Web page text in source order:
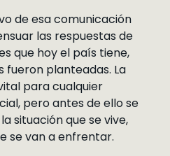
de esa comunicación
las respuestas de
que hoy el país tiene,
fueron planteadas. La
para cualquier
pero antes de ello se
situación que se vive,
se van a enfrentar.